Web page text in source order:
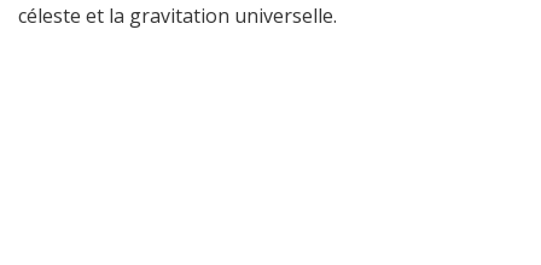
céleste et la gravitation universelle.